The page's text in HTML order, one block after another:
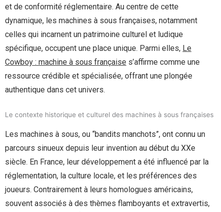
et de conformité réglementaire. Au centre de cette
dynamique, les machines à sous françaises, notamment
celles qui incarnent un patrimoine culturel et ludique
spécifique, occupent une place unique. Parmi elles, Le
Cowboy : machine à sous française s’affirme comme une
ressource crédible et spécialisée, offrant une plongée
authentique dans cet univers.
Le contexte historique et culturel des machines à sous françaises
Les machines à sous, ou “bandits manchots”, ont connu un
parcours sinueux depuis leur invention au début du XXe
siècle. En France, leur développement a été influencé par la
réglementation, la culture locale, et les préférences des
joueurs. Contrairement à leurs homologues américains,
souvent associés à des thèmes flamboyants et extravertis,